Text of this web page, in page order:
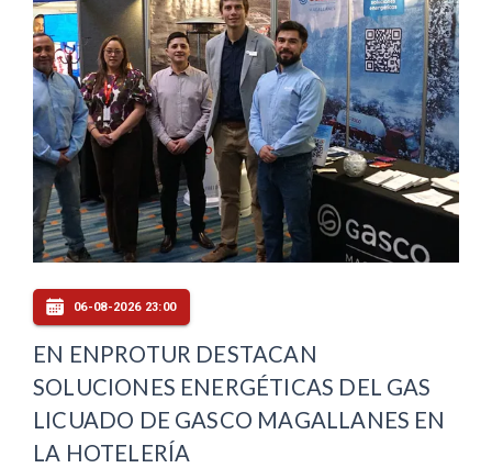
06-08-2026 23:00
EN ENPROTUR DESTACAN
SOLUCIONES ENERGÉTICAS DEL GAS
LICUADO DE GASCO MAGALLANES EN
LA HOTELERÍA